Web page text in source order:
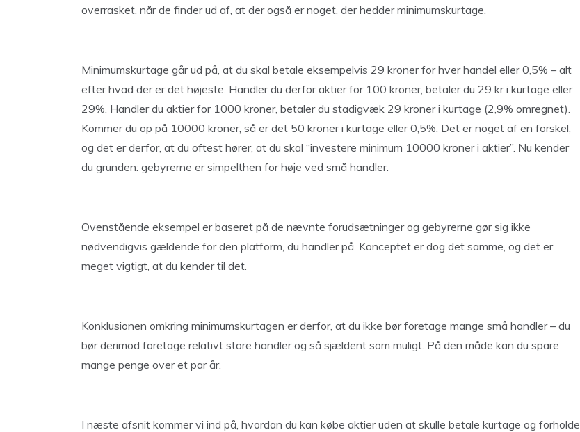
overrasket, når de finder ud af, at der også er noget, der hedder minimumskurtage.
Minimumskurtage går ud på, at du skal betale eksempelvis 29 kroner for hver handel eller 0,5% – alt
efter hvad der er det højeste. Handler du derfor aktier for 100 kroner, betaler du 29 kr i kurtage eller
29%. Handler du aktier for 1000 kroner, betaler du stadigvæk 29 kroner i kurtage (2,9% omregnet).
Kommer du op på 10000 kroner, så er det 50 kroner i kurtage eller 0,5%. Det er noget af en forskel,
og det er derfor, at du oftest hører, at du skal “investere minimum 10000 kroner i aktier”. Nu kender
du grunden: gebyrerne er simpelthen for høje ved små handler.
Ovenstående eksempel er baseret på de nævnte forudsætninger og gebyrerne gør sig ikke
nødvendigvis gældende for den platform, du handler på. Konceptet er dog det samme, og det er
meget vigtigt, at du kender til det.
Konklusionen omkring minimumskurtagen er derfor, at du ikke bør foretage mange små handler – du
bør derimod foretage relativt store handler og så sjældent som muligt. På den måde kan du spare
mange penge over et par år.
I næste afsnit kommer vi ind på, hvordan du kan købe aktier uden at skulle betale kurtage og forholde